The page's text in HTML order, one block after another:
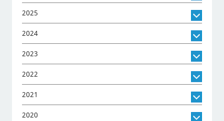
2025
2024
2023
2022
2021
2020